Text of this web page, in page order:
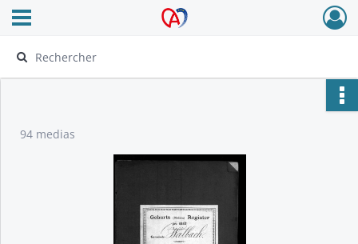
Archives Alsace - Colmar
Ouvrir le menu déroulant
94 medias